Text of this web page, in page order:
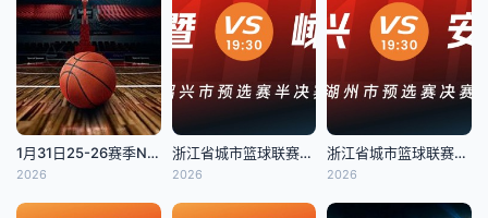
1月31日25-26赛季NBA常规赛 快船VS倔金
2026
浙江省城市篮球联赛全场回放：诸暨VS嵊州
2026
浙江省城市篮球联赛全场回放：长兴VS安吉
2026